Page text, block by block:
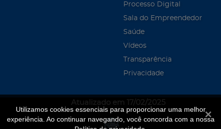
Utilizamos cookies essenciais para proporcionar uma melhor
experiência. Ao continuar navegando, você concorda com a nossa
Processo Digital
Sala do Empreendedor
Saúde
Vídeos
Transparência
Privacidade
Atualizado em 17/02/2025